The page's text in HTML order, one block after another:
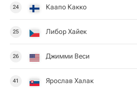
24 Каапо Какко
25 Либор Хайек
26 Джимми Веси
41 Ярослав Халак